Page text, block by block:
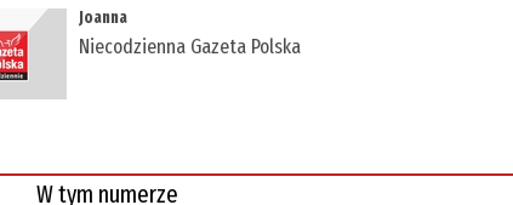
Joanna
Niecodzienna Gazeta Polska
W tym numerze